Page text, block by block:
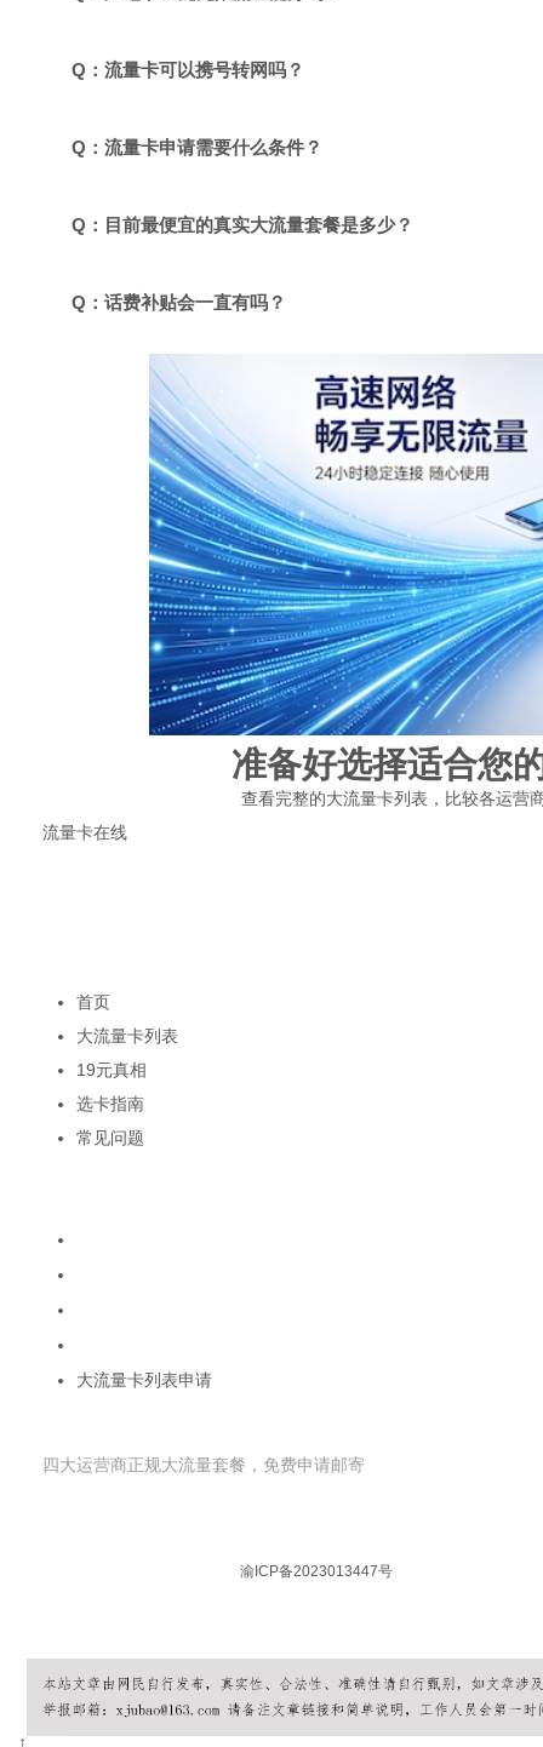
Q：流量卡可以携号转网吗？
Q：流量卡申请需要什么条件？
Q：目前最便宜的真实大流量套餐是多少？
Q：话费补贴会一直有吗？
准备好选择适合您
查看完整的大流量卡列表，比较各运营
流量卡在线
首页
大流量卡列表
19元真相
选卡指南
常见问题
大流量卡列表申请
四大运营商正规大流量套餐，免费申请邮寄
渝ICP备2023013447号
↑